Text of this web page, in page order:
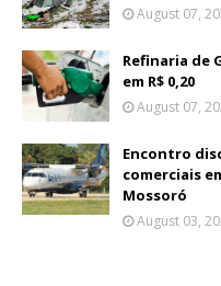
August 07,
Refinaria de
em R$ 0,20
August 07,
Encontro
comerciais
Mossoró
August 03,